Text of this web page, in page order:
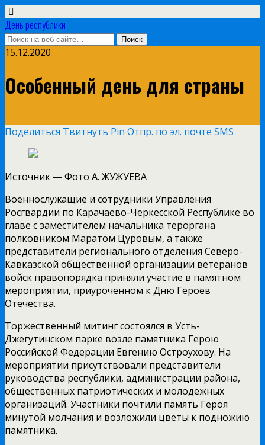
День республики
15.12.2020
Особенный день для страны
Поделиться Твитнуть Pin Отпр. по эл. почте SMS
Источник —Фото А. ЖУЖУЕВА
Военнослужащие и сотрудники Управления
Росгвардии по Карачаево-Черкесской Республике во
главе с заместителем начальника тероргана
полковником Маратом Цуровым, а также
представители регионального отделения Северо-
Кавказской общественной организации ветеранов
войск правопорядка приняли участие в памятном
мероприятии, приуроченном к Дню Героев
Отечества.
Торжественный митинг состоялся в Усть-
Джегутинском парке возле памятника Герою
Российской Федерации Евгению Остроухову. На
мероприятии присутствовали представители
руководства республики, администрации района,
общественных патриотических и молодежных
организаций. Участники почтили память Героя
минутой молчания и возложили цветы к подножию
памятника.